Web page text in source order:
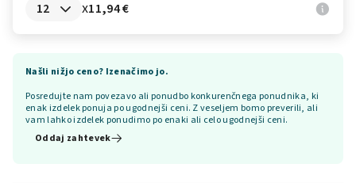
x11,94 €
Našli nižjo ceno? Izenačimo jo.
Posredujte nam povezavo ali ponudbo konkurenčnega ponudnika, ki
enak izdelek ponuja po ugodnejši ceni. Z veseljem bomo preverili, ali
vam lahko izdelek ponudimo po enaki ali celo ugodnejši ceni.
Oddaj zahtevek